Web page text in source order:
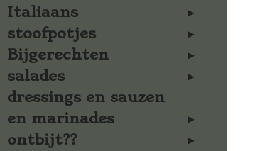
Italiaans
stoofpotjes
Bijgerechten
salades
dressings en sauzen
en marinades
ontbijt??